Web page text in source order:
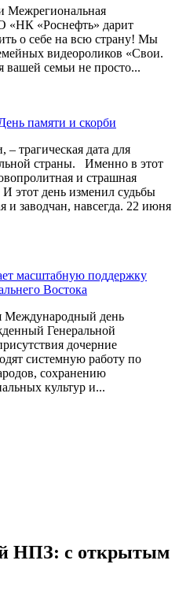
Межрегиональная
«НК «Роснефть» дарит
о себе на всю страну! Мы
видеороликов «Свои.
семьи не просто...
памяти и скорби
трагическая дата для
страны. Именно в этот
и страшная
этот день изменил судьбы
и заводчан, навсегда. 22 июня
масштабную поддержку
Востока
Международный день
Генеральной
дочерние
системную работу по
сохранению
культур и...
НПЗ: с открытым